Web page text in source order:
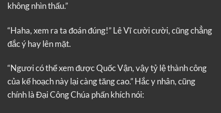
không nhìn thấu.”
“Haha, xem ra ta đoán đúng!” Lê Vĩ cười cười, cũng chẳng
đắc ý hay lên mặt.
“Ngươi có thể xem được Quốc Vận, vậy tỷ lệ thành công
của kế hoạch này lại càng tăng cao.” Hắc y nhân, cũng
chính là Đại Công Chúa phấn khích nói: